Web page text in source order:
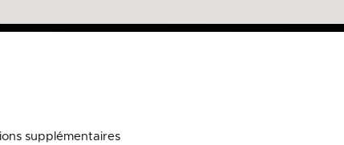
supplémentaires